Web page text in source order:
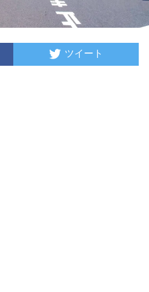
ツイート